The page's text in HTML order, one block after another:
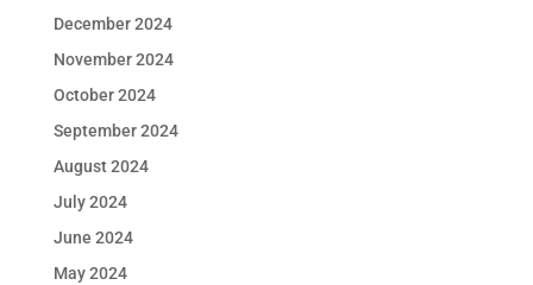
December 2024
November 2024
October 2024
September 2024
August 2024
July 2024
June 2024
May 2024